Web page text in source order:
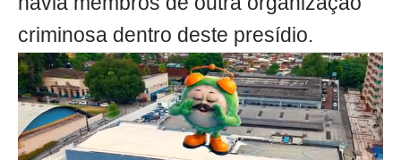
criminosa dentro deste presídio.